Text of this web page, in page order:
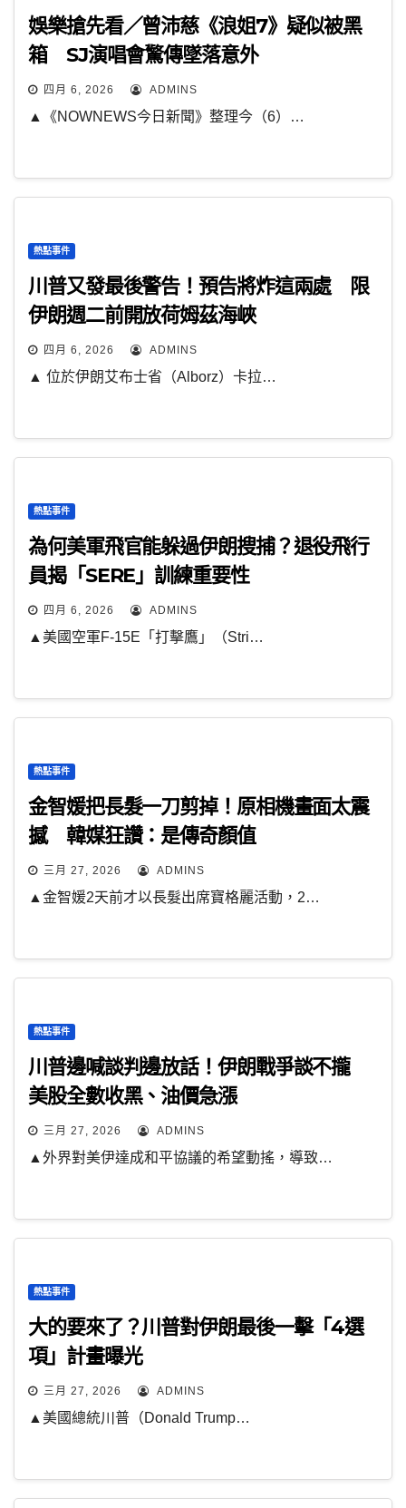
娛樂搶先看／曾沛慈《浪姐7》疑似被黑
箱 SJ演唱會驚傳墜落意外
四月 6, 2026 ADMINS
▲《NOWNEWS今日新聞》整理今（6）…
熱點事件
川普又發最後警告！預告將炸這兩處 限
伊朗週二前開放荷姆茲海峽
四月 6, 2026 ADMINS
▲ 位於伊朗艾布士省（Alborz）卡拉…
熱點事件
為何美軍飛官能躲過伊朗搜捕？退役飛行
員揭「SERE」訓練重要性
四月 6, 2026 ADMINS
▲美國空軍F-15E「打擊鷹」（Stri…
熱點事件
金智媛把長髮一刀剪掉！原相機畫面太震
撼 韓媒狂讚：是傳奇顏值
三月 27, 2026 ADMINS
▲金智媛2天前才以長髮出席寶格麗活動，2…
熱點事件
川普邊喊談判邊放話！伊朗戰爭談不攏
美股全數收黑、油價急漲
三月 27, 2026 ADMINS
▲外界對美伊達成和平協議的希望動搖，導致…
熱點事件
大的要來了？川普對伊朗最後一擊「4選
項」計畫曝光
三月 27, 2026 ADMINS
▲美國總統川普（Donald Trump…